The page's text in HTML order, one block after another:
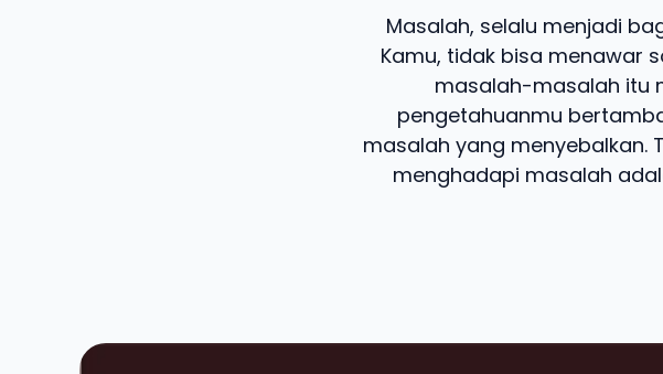
Masalah, selalu menjadi
Kamu, tidak bisa menawar
masalah-masalah itu
pengetahuanmu
masalah yang menyebalkan.
menghadapi masalah